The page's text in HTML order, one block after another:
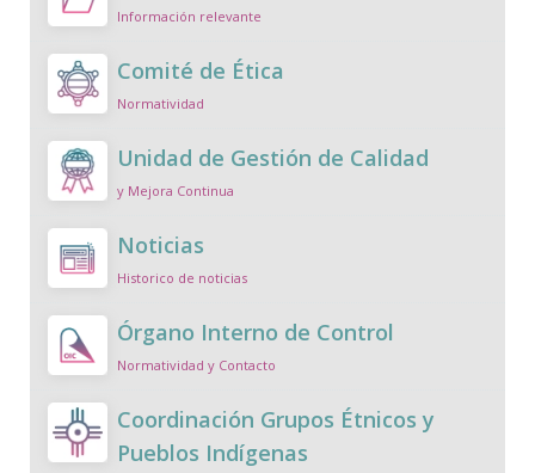
Información relevante
Comité de Ética
Normatividad
Unidad de Gestión de Calidad
y Mejora Continua
Noticias
Historico de noticias
Órgano Interno de Control
Normatividad y Contacto
Coordinación Grupos Étnicos y
Pueblos Indígenas